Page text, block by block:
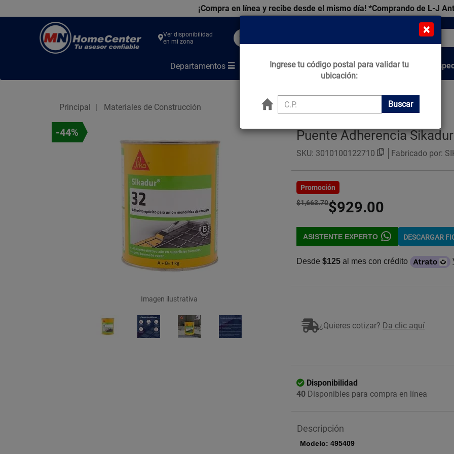
¡Compra en línea y recibe desde el mismo día! *Comprando de L-J
Center
Ver disponibilidad
en mi zona
Departamentos Marcas Tips que Construyen Venta
Principal Materiales de Construcción
-44%
Imagen ilustrativa
Puente Adherencia
SKU: 3010100122710 Fabricado por:
Promoción
$1,663.70$929.00
ASISTENTE EXPERTO DESCARGAR
Desde$125 al mes con crédito
¿Quieres cotizar? Da clic aquí
Disponibilidad
40 Disponibles para compra en línea
Descripción
Modelo: 495409
×
Ingrese tu código postal para validar tu
ubicación:
Buscar